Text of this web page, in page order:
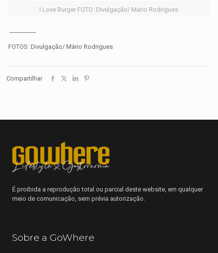
I Love Burger FOTO: Divulgação/ Mário Rodrigues
FOTOS: Divulgação/ Mário Rodrigues
Compartilhar
É proibida a reprodução total ou parcial deste website, em qualquer
meio de comunicação, sem prévia autorização.
Sobre a GoWhere